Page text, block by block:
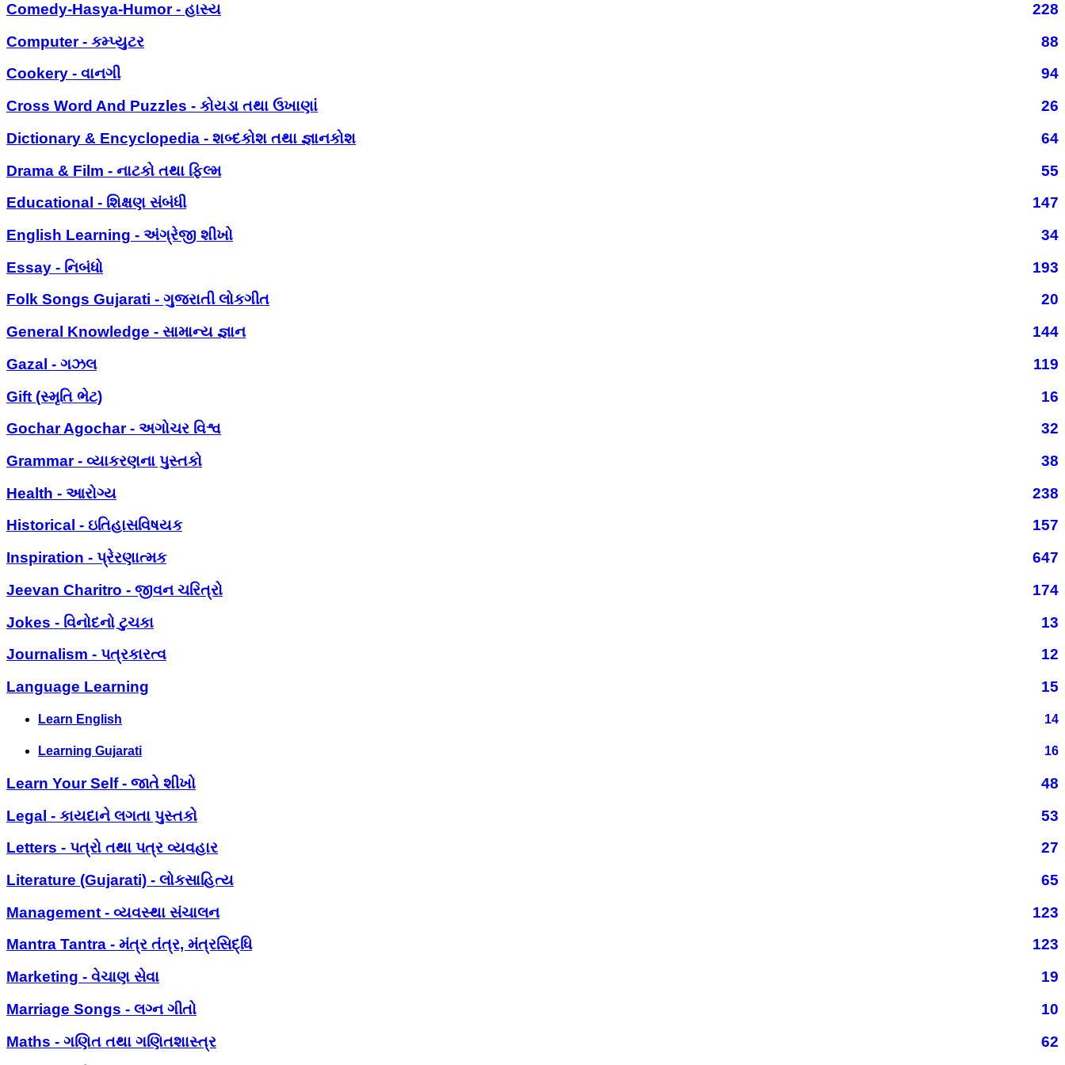
Comedy-Hasya-Humor - હાસ્ય
228
Computer - કમ્પ્યુટર
88
Cookery - વાનગી
94
Cross Word And Puzzles - કોયડા તથા ઉખાણાં
26
Dictionary & Encyclopedia - શબ્દકોશ તથા જ્ઞાનકોશ
64
Drama & Film - નાટકો તથા ફિલ્મ
55
Educational - શિક્ષણ સંબંધી
147
English Learning - અંગ્રેજી શીખો
34
Essay - નિબંધો
193
Folk Songs Gujarati - ગુજરાતી લોકગીત
20
General Knowledge - સામાન્ય જ્ઞાન
144
Gazal - ગઝલ
119
Gift (સ્મૃતિ ભેટ)
16
Gochar Agochar - અગોચર વિશ્વ
32
Grammar - વ્યાકરણના પુસ્તકો
38
Health - આરોગ્ય
238
Historical - ઇતિહાસવિષયક
157
Inspiration - પ્રેરણાત્મક
647
Jeevan Charitro - જીવન ચરિત્રો
174
Jokes - વિનોદનો ટુચકા
13
Journalism - પત્રકારત્વ
12
Language Learning
15
Learn English 14
Learning Gujarati 16
Learn Your Self - જાતે શીખો
48
Legal - કાયદાને લગતા પુસ્તકો
53
Letters - પત્રો તથા પત્ર વ્યવહાર
27
Literature (Gujarati) - લોકસાહિત્ય
65
Management - વ્યવસ્થા સંચાલન
123
Mantra Tantra - મંત્ર તંત્ર, મંત્રસિદ્ધિ
123
Marketing - વેચાણ સેવા
19
Marriage Songs - લગ્ન ગીતો
10
Maths - ગણિત તથા ગણિતશાસ્ત્ર
62